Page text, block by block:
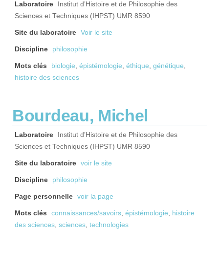
Laboratoire
Institut d’Histoire et de Philosophie des
Sciences et Techniques (IHPST) UMR 8590
Site du laboratoire Voir le site
Discipline philosophie
Mots clés biologie, épistémologie, éthique, génétique,
histoire des sciences
Bourdeau, Michel
Laboratoire
Institut d’Histoire et de Philosophie des
Sciences et Techniques (IHPST) UMR 8590
Site du laboratoire voir le site
Discipline philosophie
Page personnelle voir la page
Mots clés connaissances/savoirs, épistémologie, histoire
des sciences, sciences, technologies